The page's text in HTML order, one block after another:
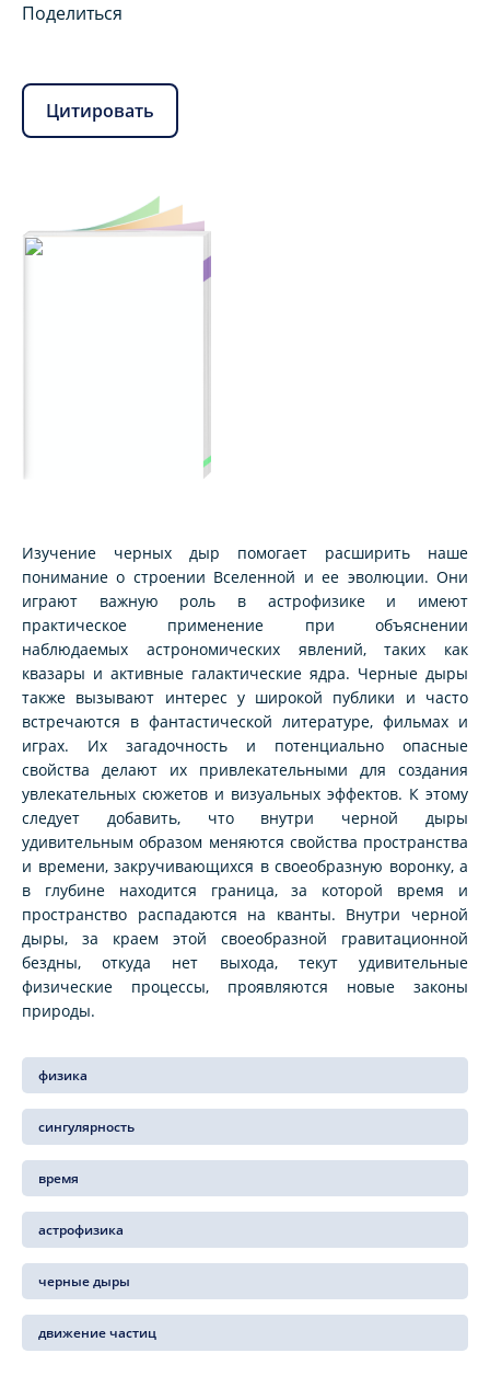
Поделиться
Цитировать
Изучение черных дыр помогает расширить наше
понимание о строении Вселенной и ее эволюции. Они
играют важную роль в астрофизике и имеют
практическое применение при объяснении
наблюдаемых астрономических явлений, таких как
квазары и активные галактические ядра. Черные дыры
также вызывают интерес у широкой публики и часто
встречаются в фантастической литературе, фильмах и
играх. Их загадочность и потенциально опасные
свойства делают их привлекательными для создания
увлекательных сюжетов и визуальных эффектов. К этому
следует добавить, что внутри черной дыры
удивительным образом меняются свойства пространства
и времени, закручивающихся в своеобразную воронку, а
в глубине находится граница, за которой время и
пространство распадаются на кванты. Внутри черной
дыры, за краем этой своеобразной гравитационной
бездны, откуда нет выхода, текут удивительные
физические процессы, проявляются новые законы
природы.
физика
сингулярность
время
астрофизика
черные дыры
движение частиц